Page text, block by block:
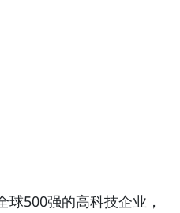
500强的高科技企业，